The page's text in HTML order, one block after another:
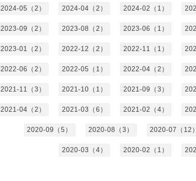
2024-05（2） 2024-04（2） 2024-02（1）
2023-09（2） 2023-08（2） 2023-06（1）
2023-01（2） 2022-12（2） 2022-11（1）
2022-06（2） 2022-05（1） 2022-04（2）
2021-11（3） 2021-10（1） 2021-09（3）
2021-04（2） 2021-03（6） 2021-02（4）
2020-09（5） 2020-08（3） 2020-07（12）
2020-03（4） 2020-02（1）